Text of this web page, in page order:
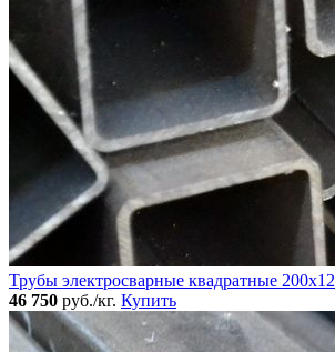
Трубы электросварные квадратные 200x12
46 750 руб./кг. Купить